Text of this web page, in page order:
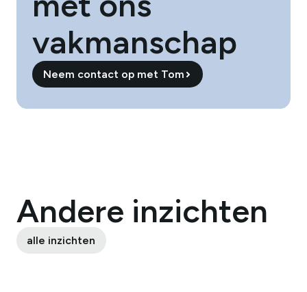
vakmanschap
Neem contact op met
Neem contact op met
Andere inzichten
alle inzichten